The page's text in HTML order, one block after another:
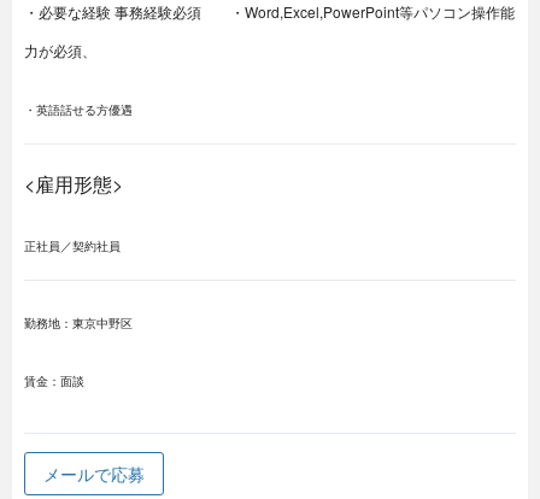
・必要な経験 事務経験必須 ・ Word,Excel,PowerPoint等パソコン操作能
力が必須、
・英語話せる方優遇
<雇用形態>
正社員／契約社員
勤務地：東京中野区
賃金：面談
メールで応募